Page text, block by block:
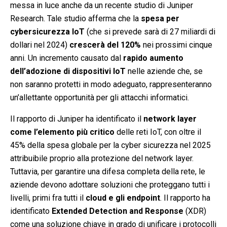
messa in luce anche da un recente studio di Juniper
Research. Tale studio afferma che la spesa per
cybersicurezza IoT (che si prevede sarà di 27 miliardi di
dollari nel 2024) crescerà del 120% nei prossimi cinque
anni. Un incremento causato dal rapido aumento
dell’adozione di dispositivi IoT nelle aziende che, se
non saranno protetti in modo adeguato, rappresenteranno
un’allettante opportunità per gli attacchi informatici.
Il rapporto di Juniper ha identificato il network layer
come l’elemento più critico delle reti IoT, con oltre il
45% della spesa globale per la cyber sicurezza nel 2025
attribuibile proprio alla protezione del network layer.
Tuttavia, per garantire una difesa completa della rete, le
aziende devono adottare soluzioni che proteggano tutti i
livelli, primi fra tutti il cloud e gli endpoint. Il rapporto ha
identificato Extended Detection and Response (XDR)
come una soluzione chiave in grado di unificare i protocolli